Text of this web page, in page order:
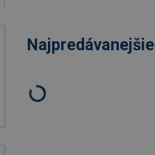
Najpredávanejšie